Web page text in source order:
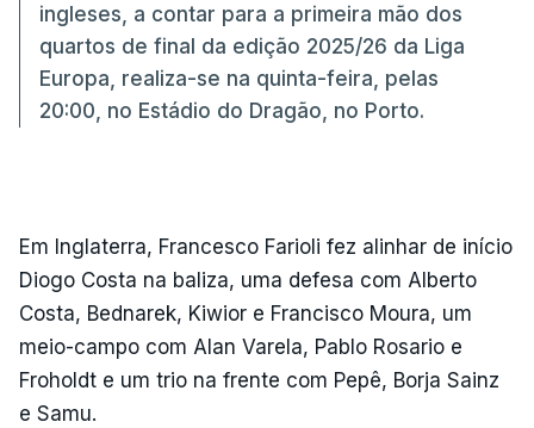
ingleses, a contar para a primeira mão dos
quartos de final da edição 2025/26 da Liga
Europa, realiza-se na quinta-feira, pelas
20:00, no Estádio do Dragão, no Porto.
Em Inglaterra, Francesco Farioli fez alinhar de início
Diogo Costa na baliza, uma defesa com Alberto
Costa, Bednarek, Kiwior e Francisco Moura, um
meio-campo com Alan Varela, Pablo Rosario e
Froholdt e um trio na frente com Pepê, Borja Sainz
e Samu.